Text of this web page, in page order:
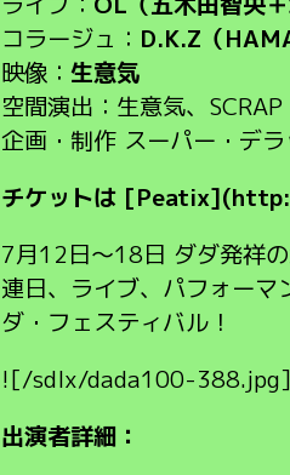
コラージュ： D.K.Z（
映像： 生意気
空間演出：生意気、
企画・制作 スーパー・デ
チケットは
7月12日〜18日 ダダ発祥
連日、ライブ、パフォー
ダ・フェスティバル！
![/sdlx/dada100-
出演者詳細：